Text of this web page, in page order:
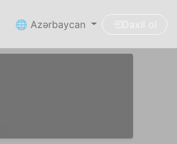
🌐 Azərbaycan Daxil ol